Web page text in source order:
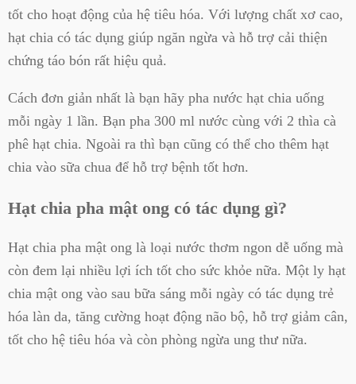
tốt cho hoạt động của hệ tiêu hóa. Với lượng chất xơ cao,
hạt chia có tác dụng giúp ngăn ngừa và hỗ trợ cải thiện
chứng táo bón rất hiệu quả.
Cách đơn giản nhất là bạn hãy pha nước hạt chia uống
mỗi ngày 1 lần. Bạn pha 300 ml nước cùng với 2 thìa cà
phê hạt chia. Ngoài ra thì bạn cũng có thể cho thêm hạt
chia vào sữa chua để hỗ trợ bệnh tốt hơn.
Hạt chia pha mật ong có tác dụng gì?
Hạt chia pha mật ong là loại nước thơm ngon dễ uống mà
còn đem lại nhiều lợi ích tốt cho sức khỏe nữa. Một ly hạt
chia mật ong vào sau bữa sáng mỗi ngày có tác dụng trẻ
hóa làn da, tăng cường hoạt động não bộ, hỗ trợ giảm cân,
tốt cho hệ tiêu hóa và còn phòng ngừa ung thư nữa.